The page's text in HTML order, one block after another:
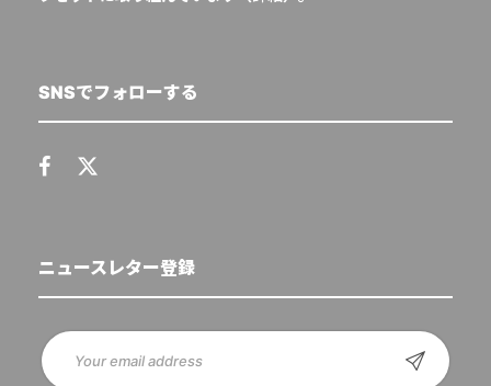
SNSでフォローする
ニュースレター登録